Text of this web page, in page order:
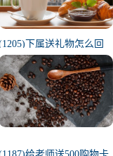
下属送礼物怎么回
（下属给我送礼我该如
回复）